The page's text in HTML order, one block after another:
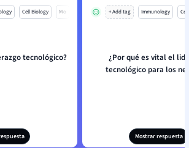
Cell Biology Mo
tecnológico?
+ Add tag Immunology
¿Por qué es vital el
tecnológico para los
Mostrar respuesta